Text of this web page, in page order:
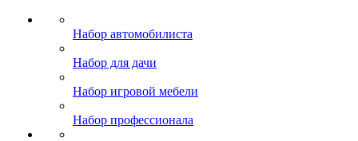
Набор автомобилиста
Набор для дачи
Набор игровой мебели
Набор профессионала